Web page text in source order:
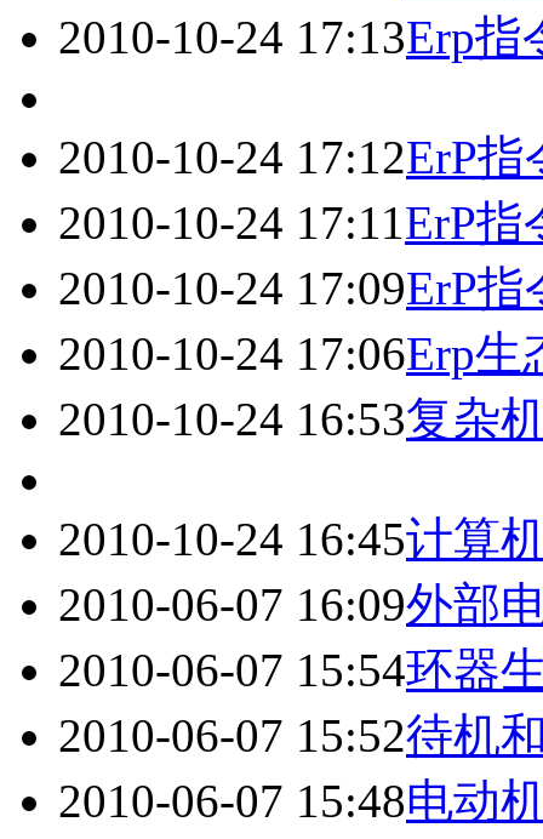
2010-10-24 17:13Erp指
2010-10-24 17:12ErP指
2010-10-24 17:11ErP指
2010-10-24 17:09ErP指
2010-10-24 17:06Erp生
2010-10-24 16:53复杂
2010-10-24 16:45计算
2010-06-07 16:09外部
2010-06-07 15:54环器
2010-06-07 15:52待机
2010-06-07 15:48电动